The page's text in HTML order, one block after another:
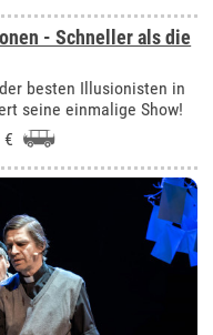
- Schneller als die
besten Illusionisten in
seine einmalige Show!
€